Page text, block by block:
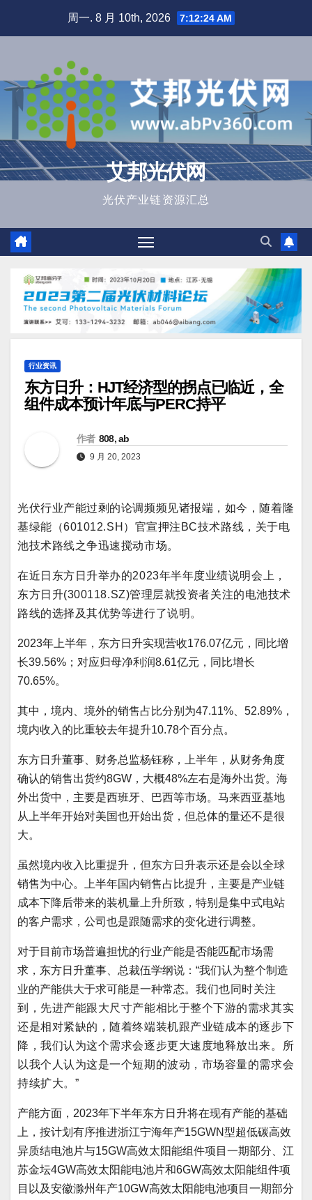
周一. 8 月 10th, 2026 7:12:25 AM
艾邦光伏网
光伏产业链资源汇总
行业资讯
东方日升：HJT经济型的拐点已临近，全
组件成本预计年底与PERC持平
作者 808, ab
9 月 20, 2023
光伏行业产能过剩的论调频频见诸报端，如今，随着隆
基绿能（601012.SH）官宣押注BC技术路线，关于电
池技术路线之争迅速搅动市场。
在近日 东方日 升举办的2023年半年度业绩说明会上，
东方日升(300118.SZ)管理层就投资者关注的电池技术
路线的选择及其优势等进行了说明。
2023年上半年，东方日升实现营收176.07亿元，同比增
长39.56%；对应归母净利润8.61亿元，同比增长
70.65%。
其中，境内、境外的销售占比分别为47.11%、52.89%，
境内收入的比重较去年提升10.78个百分点。
东方日升董事、财务总监杨钰称，上半年，从财务角度
确认的销售出货约8GW，大概48%左右是海外出货。海
外出货中，主要是西班牙、巴西等市场。马来西亚基地
从上半年开始对美国也开始出货，但总体的量还不是很
大。
虽然境内收入比重提升，但东方日升表示还是会以全球
销售为中心。上半年国内销售占比提升，主要是产业链
成本下降后带来的装机量上升所致，特别是集中式电站
的客户需求，公司也是跟随需求的变化进行调整。
对于目前市场普遍担忧的行业产能是否能匹配市场需
求，东方日升董事、总裁伍学纲说：“我们认为整个制造
业的产能供大于求可能是一种常态。 我们也同时关注
到，先进产能跟大尺寸产能相比于整个下游的需求其实
还是相对紧缺的，随着终端装机跟产业链成本的逐步下
降，我们认为这个需求会逐步更大速度地释放出来。所
以我个人认为这是一个短期的波动，市场容量的需求会
持续扩大。”
产能方面，2023年下半年东方日升将在现有产能的基础
上，按计划有序推进浙江宁海年产15GWN型超低碳高效
异质结电池片与15GW高效太阳能组件项目一期部分、江
苏金坛4GW高效太阳能电池片和6GW高效太阳能组件项
目以及安徽滁州年产10GW高效太阳能电池项目一期部分